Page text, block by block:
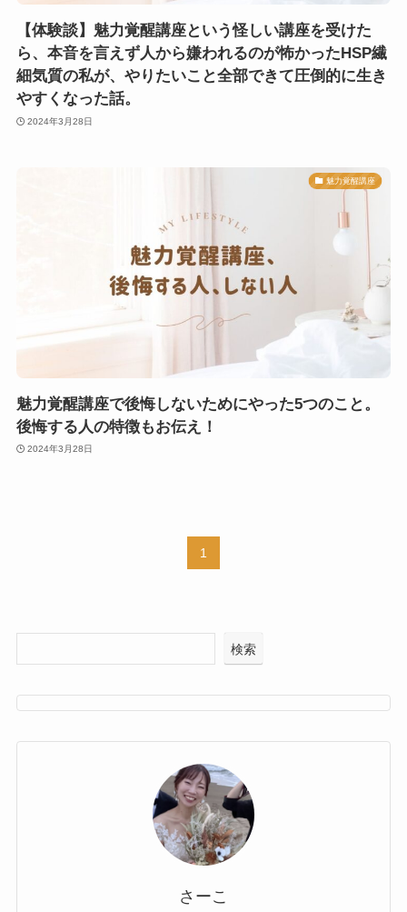
【体験談】魅力覚醒講座という怪しい講座を受けた
ら、本音を言えず人から嫌われるのが怖かったHSP繊
細気質の私が、やりたいこと全部できて圧倒的に生き
やすくなった話。
2024年3月28日
魅力覚醒講座
魅力覚醒講座で後悔しないためにやった5つのこと。
後悔する人の特徴もお伝え！
2024年3月28日
1
検索
さーこ